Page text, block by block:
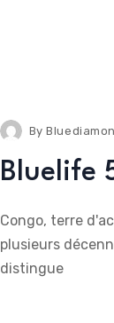
By
Bluelife
Congo, terre
plusieurs
distingue